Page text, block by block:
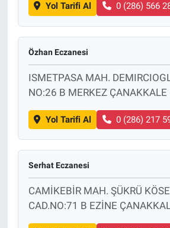
Yol Tarifi Al 0 (286) 566
Özhan Eczanesi
ISMETPASA MAH.
NO:26 B MERKEZ ÇANAKKALE
Yol Tarifi Al 0 (286) 217
Serhat Eczanesi
CAMİKEBİR MAH. ŞÜKRÜ
CAD.NO:71 B EZİNE